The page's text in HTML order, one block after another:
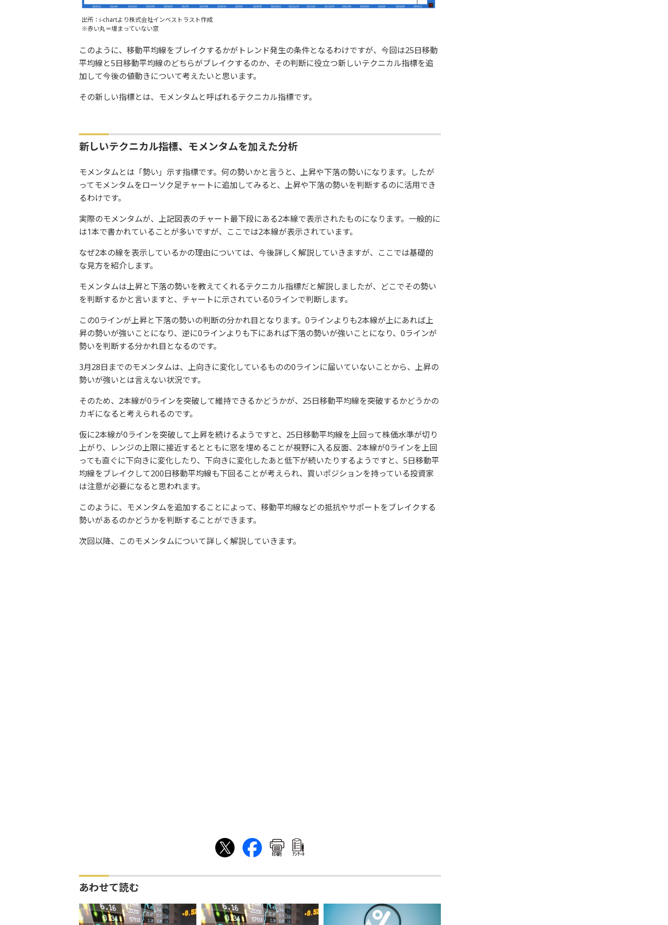
出所：i-chartより株式会社インベストラスト作成
※赤い丸＝埋まっていない窓
このように、移動平均線をブレイクするかがトレンド発生の条件となるわけですが、今回は25日移動
平均線と5日移動平均線のどちらがブレイクするのか、その判断に役立つ新しいテクニカル指標を追
加して今後の値動きについて考えたいと思います。
その新しい指標とは、モメンタムと呼ばれるテクニカル指標です。
新しいテクニカル指標、モメンタムを加えた分析
モメンタムとは「勢い」示す指標です。何の勢いかと言うと、上昇や下落の勢いになります。したが
ってモメンタムをローソク足チャートに追加してみると、上昇や下落の勢いを判断するのに活用でき
るわけです。
実際のモメンタムが、上記図表のチャート最下段にある2本線で表示されたものになります。一般的に
は1本で書かれていることが多いですが、ここでは2本線が表示されています。
なぜ2本の線を表示しているかの理由については、今後詳しく解説していきますが、ここでは基礎的
な見方を紹介します。
モメンタムは上昇と下落の勢いを教えてくれるテクニカル指標だと解説しましたが、どこでその勢い
を判断するかと言いますと、チャートに示されている0ラインで判断します。
この0ラインが上昇と下落の勢いの判断の分かれ目となります。0ラインよりも2本線が上にあれば上
昇の勢いが強いことになり、逆に0ラインよりも下にあれば下落の勢いが強いことになり、0ラインが
勢いを判断する分かれ目となるのです。
3月28日までのモメンタムは、上向きに変化しているものの0ラインに届いていないことから、上昇の
勢いが強いとは言えない状況です。
そのため、2本線が0ラインを突破して維持できるかどうかが、25日移動平均線を突破するかどうかの
カギになると考えられるのです。
仮に2本線が0ラインを突破して上昇を続けるようですと、25日移動平均線を上回って株価水準が切り
上がり、レンジの上限に接近するとともに窓を埋めることが視野に入る反面、2本線が0ラインを上回
っても直ぐに下向きに変化したり、下向きに変化したあと低下が続いたりするようですと、5日移動平
均線をブレイクして200日移動平均線も下回ることが考えられ、買いポジションを持っている投資家
は注意が必要になると思われます。
このように、モメンタムを追加することによって、移動平均線などの抵抗やサポートをブレイクする
勢いがあるのかどうかを判断することができます。
次回以降、このモメンタムについて詳しく解説していきます。
印刷 ｱﾝｹｰﾄ
あわせて読む